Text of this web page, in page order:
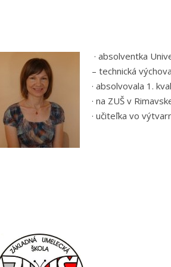
· absolventka
– technická
· absolvovala 1.
· na ZUŠ v
· učiteľka vo